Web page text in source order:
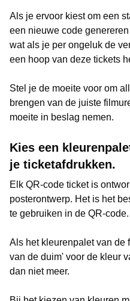
Als je ervoor kiest om een
een nieuwe code
wat als je per ongeluk de
een hoop van deze tickets
Stel je de moeite voor om
brengen van de juiste
moeite in beslag nemen.
Kies een
je ticketafdrukken.
Elk QR-code ticket is
posterontwerp. Het is het
te gebruiken in de QR-code.
Als het kleurenpalet van de
van de duim' voor de kleur
dan niet meer.